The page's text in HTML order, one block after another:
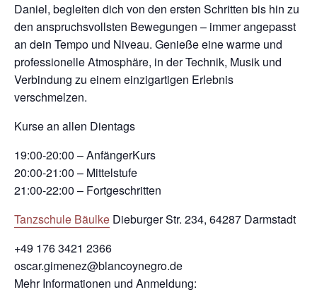
Daniel, begleiten dich von den ersten Schritten bis hin zu
den anspruchsvollsten Bewegungen – immer angepasst
an dein Tempo und Niveau. Genieße eine warme und
professionelle Atmosphäre, in der Technik, Musik und
Verbindung zu einem einzigartigen Erlebnis
verschmelzen.
Kurse an allen Dientags
19:00-20:00 – AnfängerKurs
20:00-21:00 – Mittelstufe
21:00-22:00 – Fortgeschritten
Tanzschule Bäulke Dieburger Str. 234, 64287 Darmstadt
+49 176 3421 2366
oscar.gimenez@blancoynegro.de
Mehr Informationen und Anmeldung: